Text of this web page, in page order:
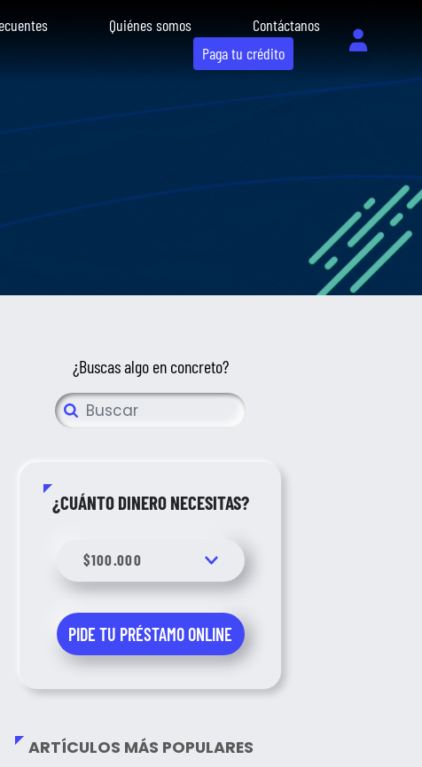
Quiénes somos
Contáctanos
Paga tu crédito
¿Buscas algo en concreto?
¿CUÁNTO DINERO NECESITAS?
ARTÍCULOS MÁS POPULARES